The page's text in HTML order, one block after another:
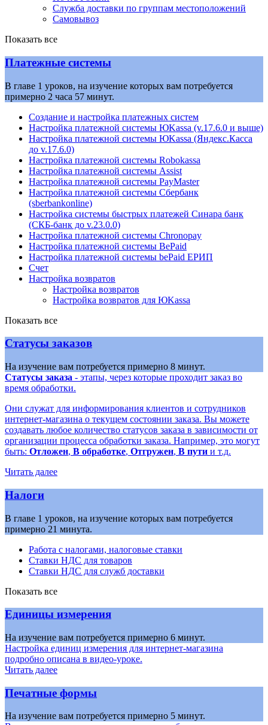
Служба доставки по группам местоположений
Самовывоз
Показать все
Платежные системы
В главе 1 уроков, на изучение которых вам потребуется
примерно 2 часа 57 минут.
Создание и настройка платежных систем
Настройка платежной системы ЮKassa (v.17.6.0 и выше)
Настройка платежной системы ЮKassa (Яндекс.Касса
до v.17.6.0)
Настройка платежной системы Robokassa
Настройка платежной системы Assist
Настройка платежной системы PayMaster
Настройка платежной системы Сбербанк
(sberbankonline)
Настройка системы быстрых платежей Синара банк
(СКБ-банк до v.23.0.0)
Настройка платежной системы Chronopay
Настройка платежной системы BePaid
Настройка платежной системы bePaid ЕРИП
Счет
Настройка возвратов
Настройка возвратов
Настройка возвратов для ЮKassa
Показать все
Статусы заказов
На изучение вам потребуется примерно 8 минут.
Статусы заказа - этапы, через которые проходит заказ во
время обработки.
Они служат для информирования клиентов и сотрудников
интернет-магазина о текущем состоянии заказа. Вы можете
создавать любое количество статусов заказа в зависимости от
организации процесса обработки заказа. Например, это могут
быть: Отложен, В обработке, Отгружен, В пути и т.д.
Читать далее
Налоги
В главе 1 уроков, на изучение которых вам потребуется
примерно 21 минута.
Работа с налогами, налоговые ставки
Ставки НДС для товаров
Ставки НДС для служб доставки
Показать все
Единицы измерения
На изучение вам потребуется примерно 6 минут.
Настройка единиц измерения для интернет-магазина
подробно описана в видео-уроке.
Читать далее
Печатные формы
На изучение вам потребуется примерно 5 минут.